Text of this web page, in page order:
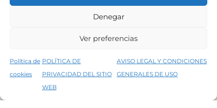
Denegar
Ver preferencias
Política de
cookies
POLÍTICA DE
PRIVACIDAD DEL SITIO
WEB
AVISO LEGAL Y CONDICIONES
GENERALES DE USO
5% de descuento en tu primera compra, utiliza el código PRIMERACOMPRA
Condiciones generales de venta
Política de privacidad del sitio web
©2026 Decopintur- todos los derechos